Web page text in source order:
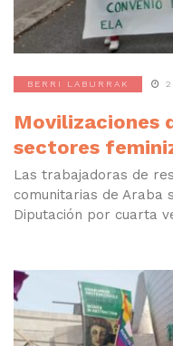
BERRI LABURRAK
Movilizaciones
sectores
Las trabajadoras de
comunitarias de Araba
Diputación por cuarta